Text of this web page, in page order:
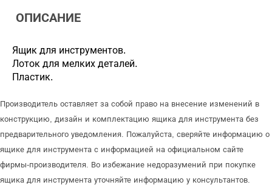
ОПИСАНИЕ
Ящик для инструментов.
Лоток для мелких деталей.
Пластик.
Производитель оставляет за собой право на внесение изменений в
конструкцию, дизайн и комплектацию ящика для инструмента без
предварительного уведомления. Пожалуйста, сверяйте информацию о
ящике для инструмента с информацией на официальном сайте
фирмы-производителя. Во избежание недоразумений при покупке
ящика для инструмента уточняйте информацию у консультантов.